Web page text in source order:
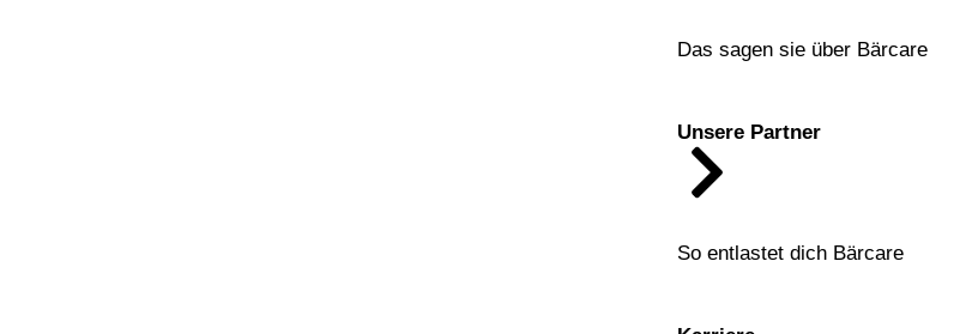
Das sagen sie über Bärcare
Unsere Partner
So entlastet dich Bärcare